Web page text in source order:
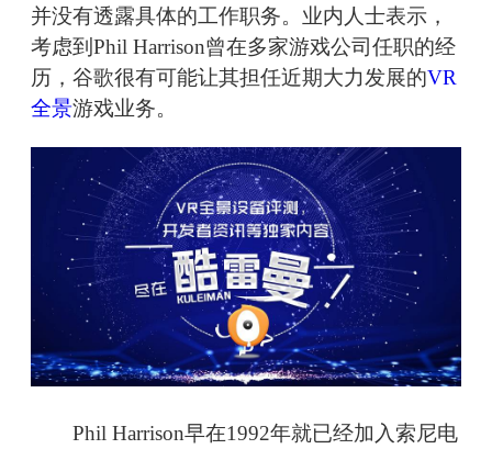
并没有透露具体的工作职务。业内人士表示，
考虑到Phil Harrison曾在多家游戏公司任职的经
历，谷歌很有可能让其担任近期大力发展的VR
全景游戏业务。
Phil Harrison早在1992年就已经加入索尼电